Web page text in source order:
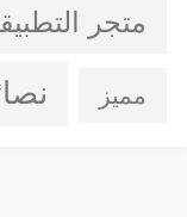
متجر
مميز